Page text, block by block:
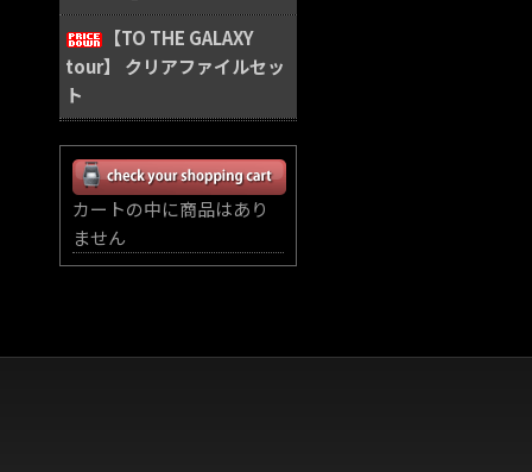
【TO THE GALAXY
tour】 クリアファイルセッ
ト
カートの中に商品はあり
ません